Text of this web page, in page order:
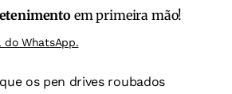
em primeira mão!
WhatsApp.
os pen drives roubados